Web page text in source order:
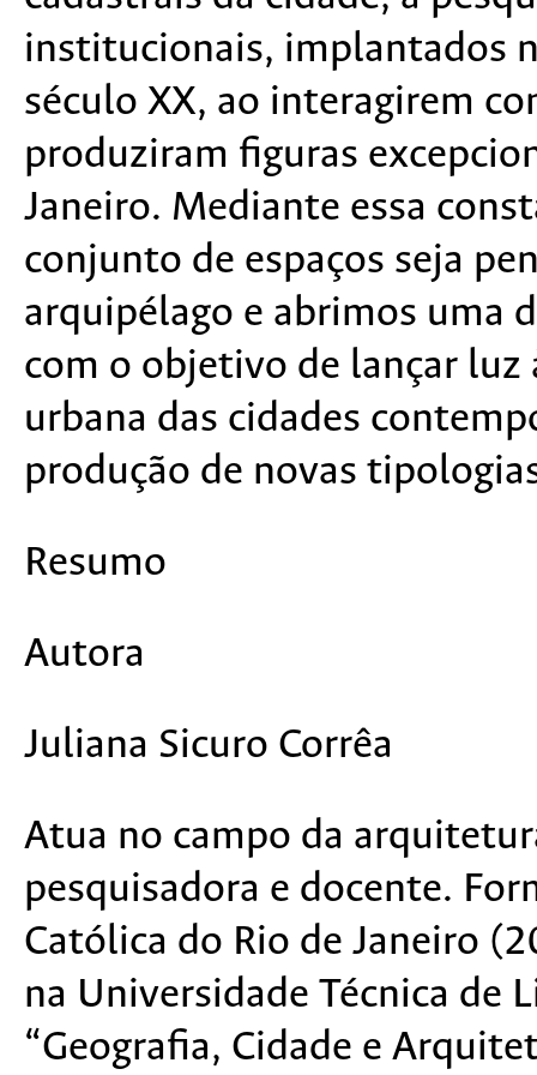
institucionais, implantados
século XX, ao interagirem
produziram figuras
Janeiro. Mediante essa
conjunto de espaços seja
arquipélago e abrimos uma
com o objetivo de lançar
urbana das cidades
produção de novas
Resumo
Autora
Juliana Sicuro Corrêa
Atua no campo da
pesquisadora e docente.
Católica do Rio de Janeiro
na Universidade Técnica de
“Geografia, Cidade e